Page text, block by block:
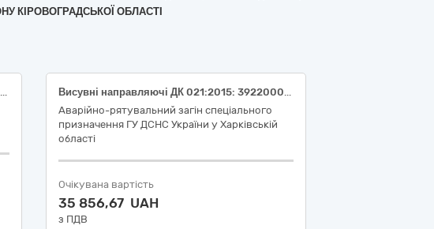
КІРОВОГРАДСЬКОЇ ОБЛАСТІ
Посуд для закладів загальної середньої освіти
Висувні направляючі ДК 021:2015: 39220000-0 — Кухонне приладдя, товари для дому та господарства і приладдя для закладів громадського харчування
Аварійно-рятувальний загін спеціального
призначення ГУ ДСНС України у Харківській
області
Очікувана вартість
35 856,67 UAH
з ПДВ